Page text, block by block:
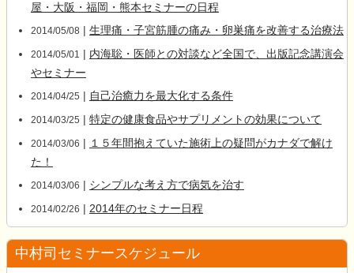
屋・大阪・福岡・熊本セミナーの日程
2014/05/08 | 生理痛・子宮筋腫の痛み・卵巣痛を改善する治療法
2014/05/01 | 内海聡・医師との対談など全国で、出版記念講演会
やセミナー
2014/04/25 | 自己治癒力を最大化する条件
2014/03/25 | 特定の健康食品やサプリメントの効果について
2014/03/06 | １５年間抱えていた施術上の疑問がカナダで解け
た！
2014/03/06 | シンプルな考え方で病気を治す
2014/02/26 | 2014年のセミナー日程
中村司セミナースケジュール